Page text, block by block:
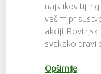
najslikovitijih
vašim
akciji,
svakako pravi
Opširnije